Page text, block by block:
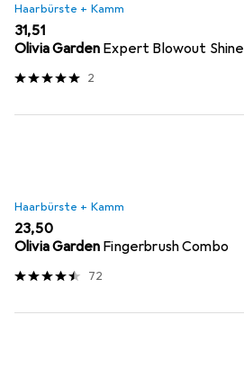
Haarbürste + Kamm
EUR
31,51
Olivia Garden Expert Blowout Shine
2
Haarbürste + Kamm
EUR
23,50
Olivia Garden Fingerbrush Combo
72